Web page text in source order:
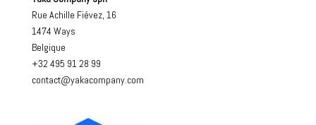
Rue Achille Fiévez, 16
1474 Ways
Belgique
+32 495 91 28 99
contact@yakacompany.com